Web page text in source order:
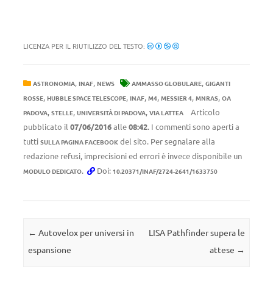
LICENZA PER IL RIUTILIZZO DEL TESTO:
ASTRONOMIA, INAF, NEWS AMMASSO GLOBULARE, GIGANTI
ROSSE, HUBBLE SPACE TELESCOPE, INAF, M4, MESSIER 4, MNRAS, OA
PADOVA, STELLE, UNIVERSITÀ DI PADOVA, VIA LATTEA
Articolo
pubblicato il 07/06/2016alle08:42. I commenti sono aperti a
tutti SULLA PAGINA FACEBOOK del sito. Per segnalare alla
redazione refusi, imprecisioni ed errori è invece disponibile un
MODULO DEDICATO. Doi: 10.20371/INAF/2724-2641/1633750
Navigazione articolo
← Autovelox per universi in
espansione
LISA Pathfinder supera le
attese →